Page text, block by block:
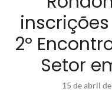
2º
Setor
15 de abril